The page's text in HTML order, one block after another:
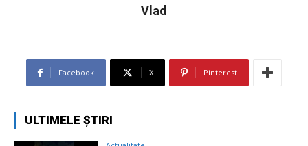
Vlad
Facebook X Pinterest
ULTIMELE ȘTIRI